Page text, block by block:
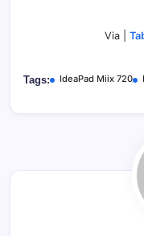
Via |
Tags: IdeaPad Miix 720